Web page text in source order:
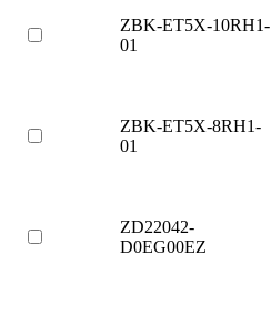
ZBK-ET5X-10RH1-
01
ZBK-ET5X-8RH1-
01
ZD22042-
D0EG00EZ